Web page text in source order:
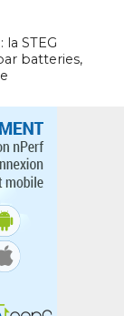
STEG
batteries,